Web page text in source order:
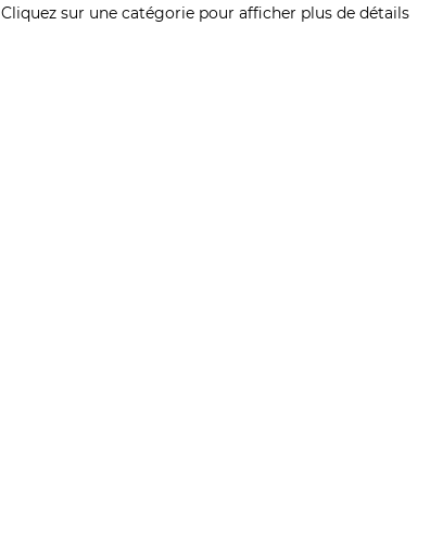
Cliquez sur une catégorie pour afficher plus de détails